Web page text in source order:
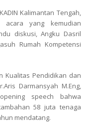
Kalimantan Tengah,
acara yang kemudian
diskusi, Angku Dasril
Rumah Kompetensi
Kualitas Pendidikan dan
Darmansyah M.Eng,
speech bahwa
58 juta tenaga
mendatang.